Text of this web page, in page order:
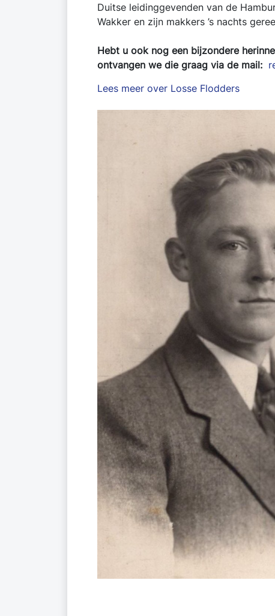
Duitse leidinggevenden van de
Wakker en zijn makkers ’s nachts
Hebt u ook nog een bijzondere
ontvangen we die graag via de mail:
Lees meer over Losse Flodders ​​​​​​​